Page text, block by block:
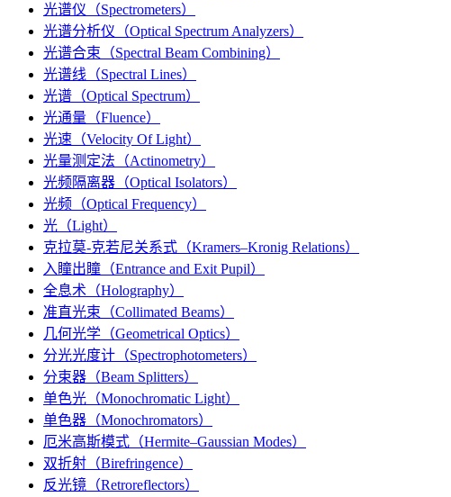
光谱仪（Spectrometers）
光谱分析仪（Optical Spectrum Analyzers）
光谱合束（Spectral Beam Combining）
光谱线（Spectral Lines）
光谱（Optical Spectrum）
光通量（Fluence）
光速（Velocity Of Light）
光量测定法（Actinometry）
光频隔离器（Optical Isolators）
光频（Optical Frequency）
光（Light）
克拉莫-克若尼关系式（Kramers–Kronig Relations）
入瞳出瞳（Entrance and Exit Pupil）
全息术（Holography）
准直光束（Collimated Beams）
几何光学（Geometrical Optics）
分光光度计（Spectrophotometers）
分束器（Beam Splitters）
单色光（Monochromatic Light）
单色器（Monochromators）
厄米高斯模式（Hermite–Gaussian Modes）
双折射（Birefringence）
反光镜（Retroreflectors）